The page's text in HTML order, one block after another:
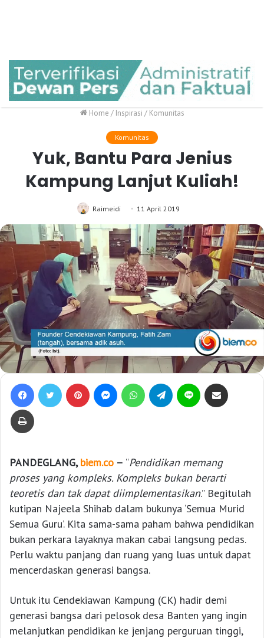
Home / Inspirasi / Komunitas
Komunitas
Yuk, Bantu Para Jenius
Kampung Lanjut Kuliah!
Raimeidi 11 April 2019
PANDEGLANG,biem.co – “Pendidikan memang
proses yang kompleks. Kompleks bukan berarti
teoretis dan tak dapat diimplementasikan.” Begitulah
kutipan Najeela Shihab dalam bukunya ‘Semua Murid
Semua Guru’. Kita sama-sama paham bahwa pendidikan
bukan perkara layaknya makan cabai langsung pedas.
Perlu waktu panjang dan ruang yang luas untuk dapat
mencerdaskan generasi bangsa.
Untuk itu Cendekiawan Kampung (CK) hadir demi
generasi bangsa dari pelosok desa Banten yang ingin
melanjutkan pendidikan ke jenjang perguruan tinggi,